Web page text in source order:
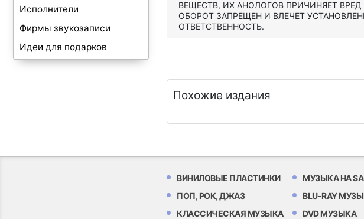
Исполнители
Фирмы звукозаписи
Идеи для подарков
ВЕЩЕСТВ, ИХ АНОЛОГОВ ПРИЧИНЯЕТ
ОБОРОТ ЗАПРЕЩЕН И ВЛЕЧЕТ
ОТВЕТСТВЕННОСТЬ.
Похожие издания
ВИНИЛОВЫЕ ПЛАСТИНКИ
ПОП, РОК, ДЖАЗ
КЛАССИЧЕСКАЯ МУЗЫКА
МУЗЫКА НА
BLU-RAY
DVD МУЗЫКА